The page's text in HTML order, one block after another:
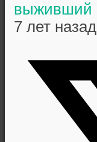
выживший
7 лет назад